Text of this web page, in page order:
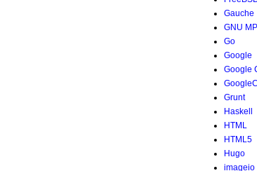
Gauche
GNU
Go
Google
Google
Grunt
Haskell
HTML
HTML5
Hugo
imageio